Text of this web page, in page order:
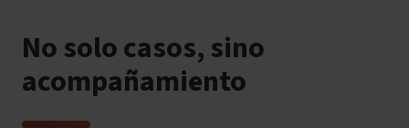
No solo casos, sino
acompañamiento